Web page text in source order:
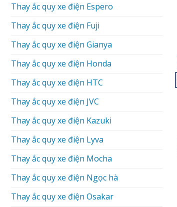
Thay ắc quy xe điện Espero
Thay ắc quy xe điện Fuji
Thay ắc quy xe điện Gianya
Thay ắc quy xe điện Honda
Thay ắc quy xe điện HTC
Thay ắc quy xe điện JVC
Thay ắc quy xe điện Kazuki
Thay ắc quy xe điện Lyva
Thay ắc quy xe điện Mocha
Thay ắc quy xe điện Ngọc hà
Thay ắc quy xe điện Osakar